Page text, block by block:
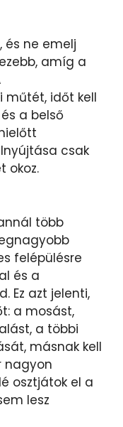
és ne emelj
amíg a
műtét, időt kell
a belső
csak
okoz.
több
felépülésre
és a
Ez azt jelenti,
a mosást,
a többi
másnak kell
nagyon
osztjátok el a
lesz